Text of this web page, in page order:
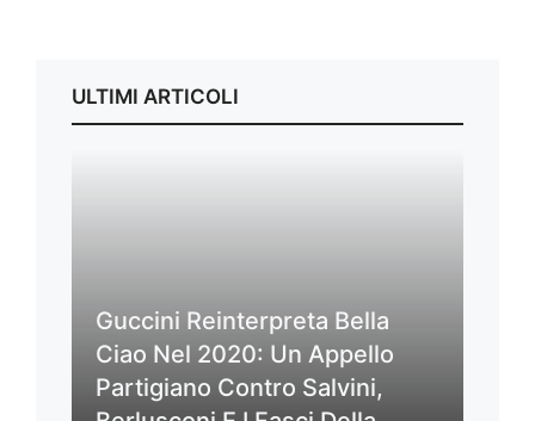
ULTIMI ARTICOLI
Guccini Reinterpreta Bella
Ciao Nel 2020: Un Appello
Partigiano Contro Salvini,